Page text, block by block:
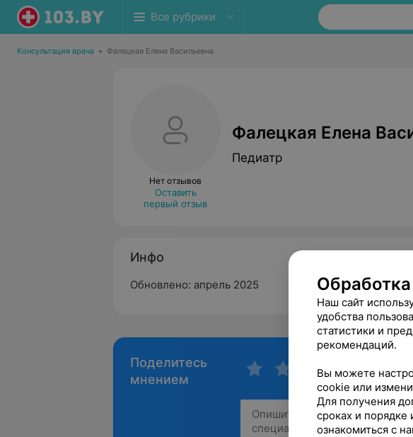
Все рубрики
Консультация врача • Фалецкая Елена Васильевна
Нет отзывов
Оставить
первый отзыв
Фалецкая Елена
Педиатр
Инфо
Обновлено: апрель 2025
Поделитесь
мнением
Наш сайт
удобства
статистики и
рекомендаций.
Вы можете
cookie или
Для получения
сроках и
ознакомиться с